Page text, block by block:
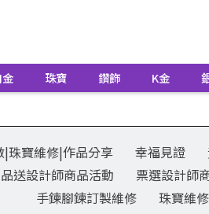
珠寶 鑽飾 K金
|珠寶維修|作品分享 幸福見證
送設計師商品活動
票選設計師
手鍊腳鍊訂製維修
珠寶維